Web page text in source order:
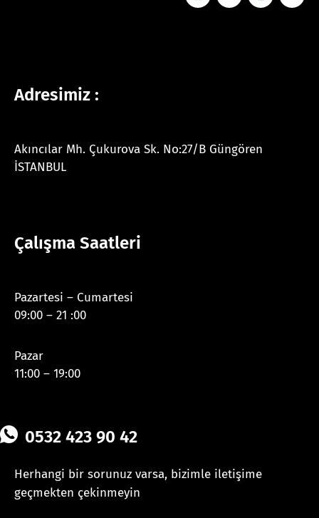
Adresimiz :
Akıncılar Mh. Çukurova Sk. No:27/B Güngören
İSTANBUL
Çalışma Saatleri
Pazartesi – Cumartesi
09:00 – 21 :00
Pazar
11:00 – 19:00
0532 423 90 42
Herhangi bir sorunuz varsa, bizimle iletişime
geçmekten çekinmeyin